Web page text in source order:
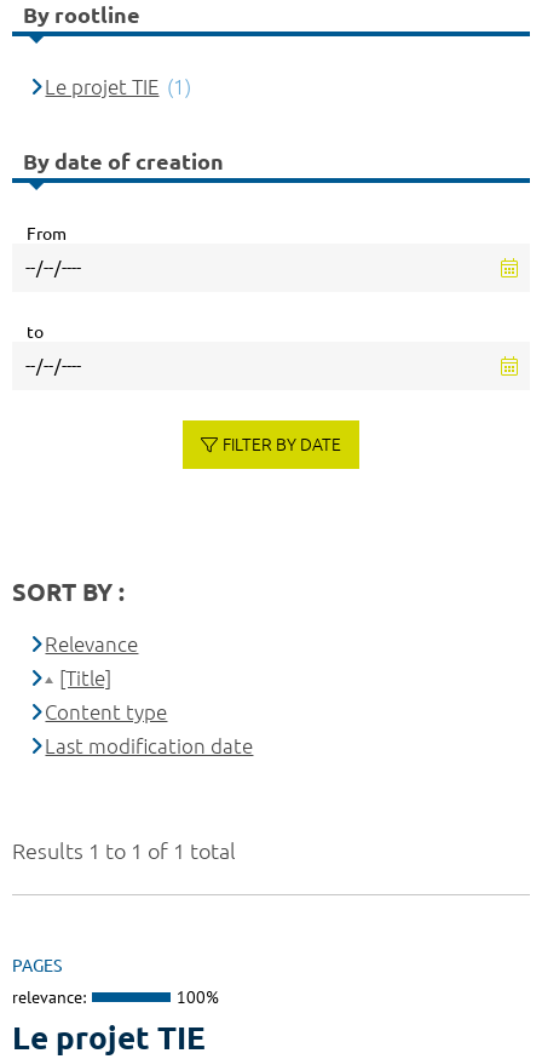
Results 1 to 1 of 1 total
PAGES
relevance: 100%
Le projet TIE
By rootline
Le projet TIE (1)
By date of creation
From
to
FILTER BY DATE
SORT BY :
Relevance
[Title]
Content type
Last modification date